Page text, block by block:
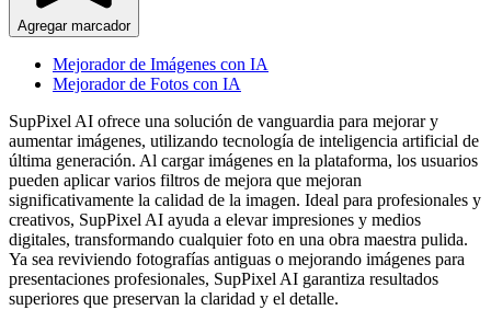
Agregar marcador
Mejorador de Imágenes con IA
Mejorador de Fotos con IA
SupPixel AI ofrece una solución de vanguardia para mejorar y
aumentar imágenes, utilizando tecnología de inteligencia artificial de
última generación. Al cargar imágenes en la plataforma, los usuarios
pueden aplicar varios filtros de mejora que mejoran
significativamente la calidad de la imagen. Ideal para profesionales y
creativos, SupPixel AI ayuda a elevar impresiones y medios
digitales, transformando cualquier foto en una obra maestra pulida.
Ya sea reviviendo fotografías antiguas o mejorando imágenes para
presentaciones profesionales, SupPixel AI garantiza resultados
superiores que preservan la claridad y el detalle.